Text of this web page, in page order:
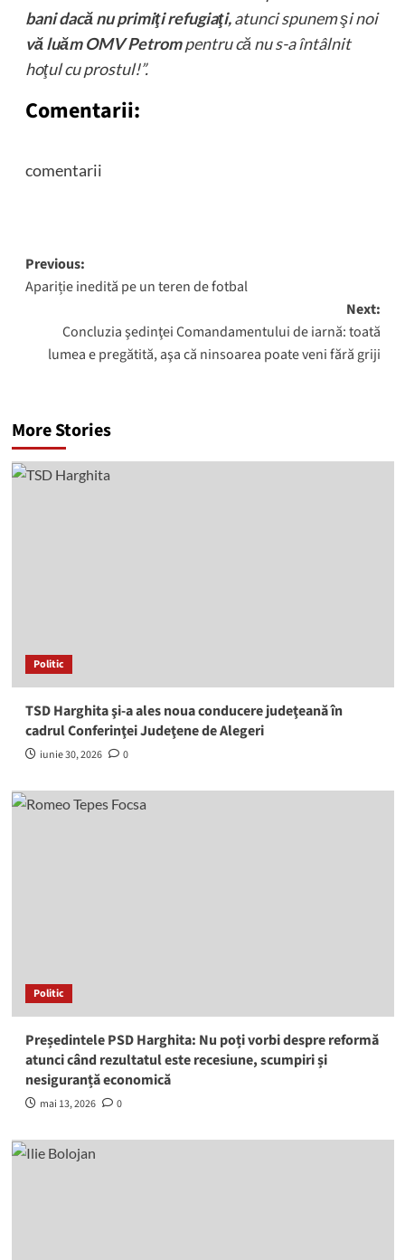
bani dacă nu primiţi refugiaţi,atunci spunem şi noi
vă luăm OMV Petrompentru că nu s-a întâlnit
hoţul cu prostul!”.
Comentarii:
comentarii
Post
navigation
Previous:
Apariție inedită pe un teren de fotbal
Next:
Concluzia şedinţei Comandamentului de iarnă: toată
lumea e pregătită, aşa că ninsoarea poate veni fără griji
More Stories
Politic
TSD Harghita şi-a ales noua conducere judeţeană în
cadrul Conferinţei Judeţene de Alegeri
iunie 30, 2026 0
Politic
Președintele PSD Harghita: Nu poți vorbi despre reformă
atunci când rezultatul este recesiune, scumpiri și
nesiguranță economică
mai 13, 2026 0